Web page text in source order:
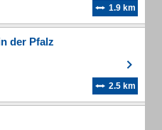
1.9 km
der Pfalz
2.5 km